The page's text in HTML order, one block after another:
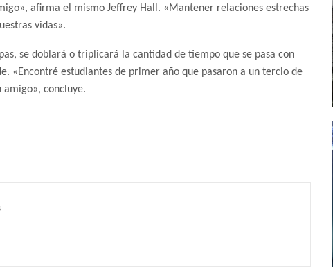
afirma el mismo Jeffrey Hall. «Mantener relaciones estrechas
vidas».
se doblará o triplicará la cantidad de tiempo que se pasa con
«Encontré estudiantes de primer año que pasaron a un tercio de
amigo», concluye.